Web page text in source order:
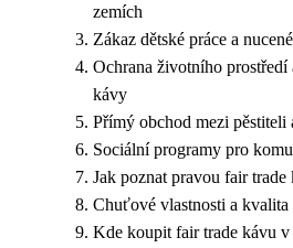
zemích
Zákaz dětské práce a
Ochrana životního prostředí
kávy
Přímý obchod mezi pěstiteli
Sociální programy pro
Jak poznat pravou fair
Chuťové vlastnosti a
Kde koupit fair trade kávu v